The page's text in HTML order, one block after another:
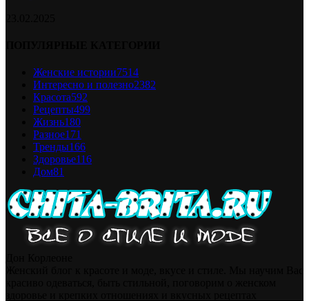
Женские истории7514
Интересно и полезно2382
Красота592
Рецепты499
Жизнь180
Разное171
Тренды166
Здоровье116
Дом81